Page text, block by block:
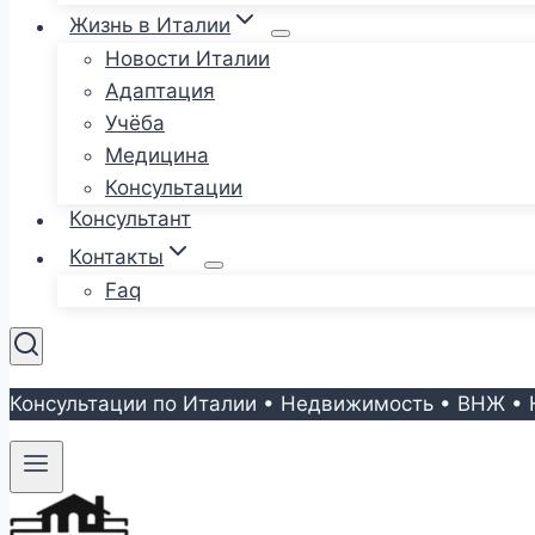
Жизнь в Италии
Новости Италии
Адаптация
Учёба
Медицина
Консультации
Консультант
Контакты
Faq
Консультации по Италии • Недвижимость • ВНЖ •